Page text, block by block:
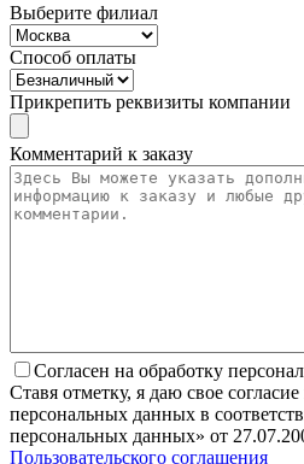
Выберите филиал
Способ оплаты
Прикрепить реквизиты компании
Комментарий к заказу
Согласен на обработку
Ставя отметку, я даю свое
персональных данных в
персональных данных» от
Пользовательского соглашения